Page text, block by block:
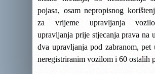
pojasa, osam nepropisnog
za vrijeme upravljanja
upravljanja prije stjecanja prava na
dva upravljanja pod zabranom, pet
neregistriranim vozilom i 60 ostalih